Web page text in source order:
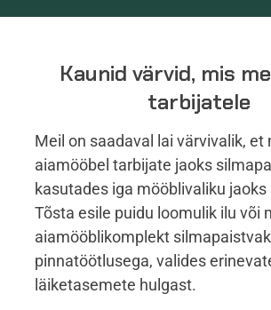
Kaunid värvid, mis
tarbijatele
Meil on saadaval lai värvivalik, et
aiamööbel tarbijate jaoks
kasutades iga mööblivaliku jaoks
Tõsta esile puidu loomulik ilu või
aiamööblikomplekt
pinnatöötlusega, valides
läiketasemete hulgast.